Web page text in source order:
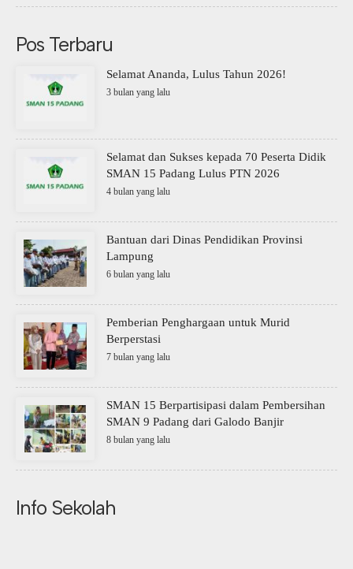
Pos Terbaru
Selamat Ananda, Lulus Tahun 2026!
3 bulan yang lalu
Selamat dan Sukses kepada 70 Peserta Didik
SMAN 15 Padang Lulus PTN 2026
4 bulan yang lalu
Bantuan dari Dinas Pendidikan Provinsi
Lampung
6 bulan yang lalu
Pemberian Penghargaan untuk Murid
Berperstasi
7 bulan yang lalu
SMAN 15 Berpartisipasi dalam Pembersihan
SMAN 9 Padang dari Galodo Banjir
8 bulan yang lalu
Info Sekolah